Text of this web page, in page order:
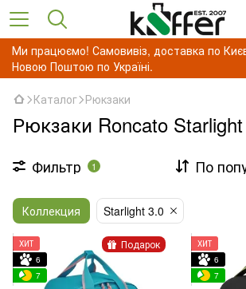
Ми працюємо! Самовивіз, доставка по
Новою Поштою по Україні.
Каталог Рюкзаки
Рюкзаки Roncato
Фильтр 1 По
Коллекция Starlight 3.0
Подарок
ХИТ
6
7
ХИТ
6
7